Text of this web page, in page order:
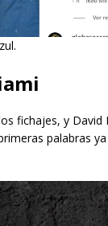
fichajes, y David
palabras